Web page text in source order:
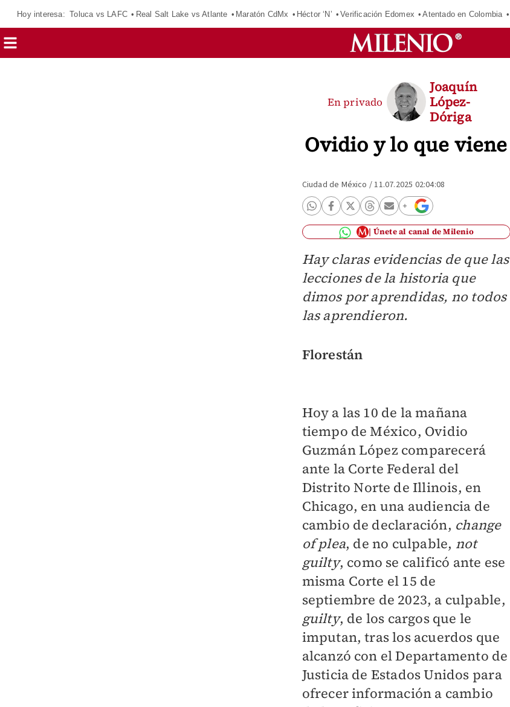
Hoy interesa: Toluca vs LAFC Real Salt Lake vs Atlante Maratón CdMx Héctor ‘N’ Verificación Edomex Atentado en Colombia
Ovidio y lo que viene
En privado
Joaquín
López-
Dóriga
Ciudad de México /11.07.2025 02:04:08
Únete al canal de Milenio
Hay claras evidencias de que las
lecciones de la historia que
dimos por aprendidas, no todos
las aprendieron.
Florestán
Hoy a las 10 de la mañana
tiempo de México, Ovidio
Guzmán López comparecerá
ante la Corte Federal del
Distrito Norte de Illinois, en
Chicago, en una audiencia de
cambio de declaración, change
of plea, de no culpable, not
guilty, como se calificó ante ese
misma Corte el 15 de
septiembre de 2023, a culpable,
guilty, de los cargos que le
imputan, tras los acuerdos que
alcanzó con el Departamento de
Justicia de Estados Unidos para
ofrecer información a cambio